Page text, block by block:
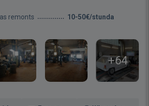
remonts 10-50€/stunda
+64